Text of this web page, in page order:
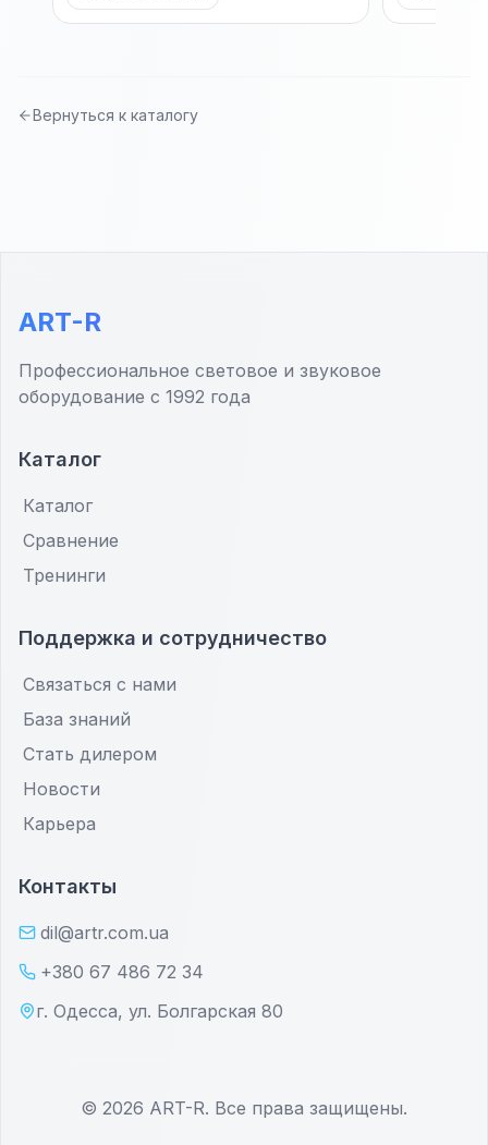
Вернуться к каталогу
ART-R
Профессиональное световое и звуковое
оборудование с 1992 года
Каталог
Каталог
Сравнение
Тренинги
Поддержка и сотрудничество
Связаться с нами
База знаний
Стать дилером
Новости
Карьера
Контакты
dil@artr.com.ua
+380 67 486 72 34
г. Одесса, ул. Болгарская 80
© 2026 ART-R. Все права защищены.